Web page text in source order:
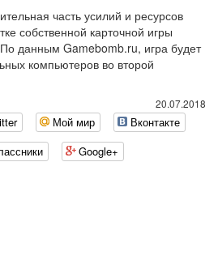
часть усилий и ресурсов
собственной карточной игры
данным Gamebomb.ru, игра будет
компьютеров во второй
20.07.2018
Мой мир
Вконтакте
Google+